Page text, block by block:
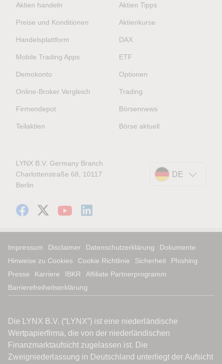
Aktien handeln
Preise und Konditionen
Handelsplattform
Mobile Trading Apps
Demokonto
Online-Broker Vergleich
Firmendepot
Teilaktien
Aktien Tipps
Aktienkurse
DAX
ETF
Optionen
Trading
Börsennews
Börse aktuell
LYNX B.V. Germany Branch
Charlottenstraße 68, 10117
Berlin
DE
Impressum Disclaimer Datenschutzerklärung
Dokumente
Hinweise zu Cookies
Cookie Richtlinie Sicherheit
Phishing
Presse
Karriere IBKR
Affiliate Partnerprogramm
Barrierefreiheitserklärung